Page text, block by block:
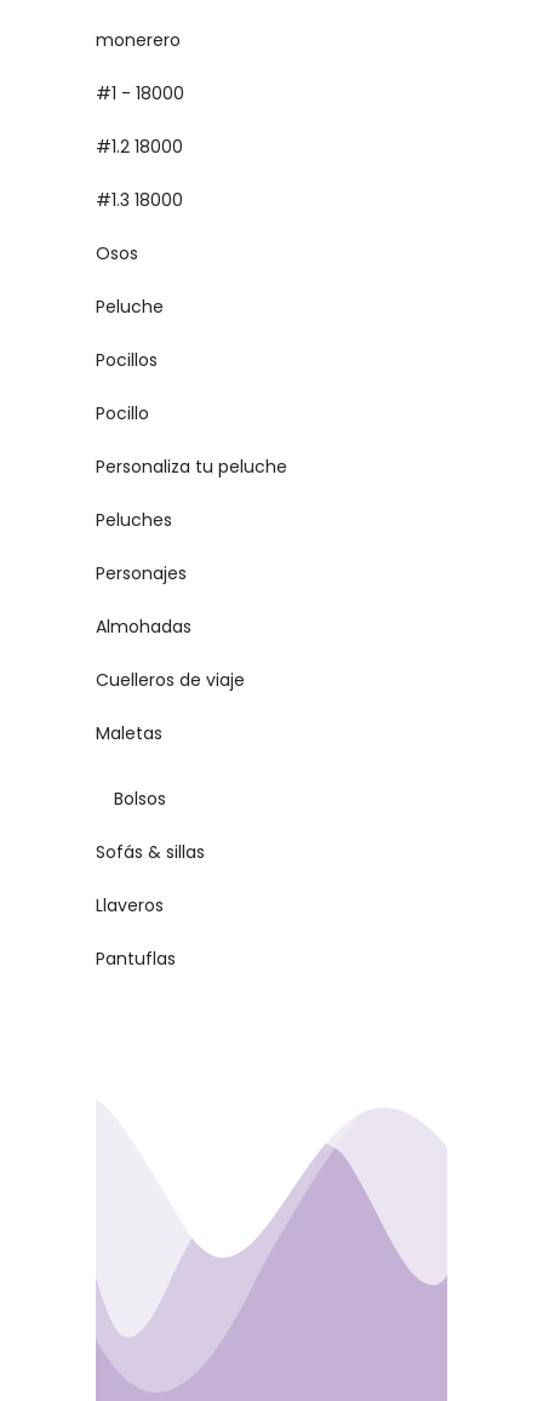
monerero
#1 - 18000
#1.2 18000
#1.3 18000
Osos
Peluche
Pocillos
Pocillo
Personaliza tu peluche
Peluches
Personajes
Almohadas
Cuelleros de viaje
Maletas
Bolsos
Sofás & sillas
Llaveros
Pantuflas